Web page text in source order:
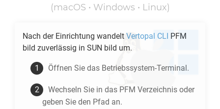
(macOS • Windows • Linux)
Nach der Einrichtung wandelt Vertopal CLI PFM
bild zuverlässig in SUN bild um.
Öffnen Sie das Betriebssystem-Terminal.
Wechseln Sie in das PFM Verzeichnis oder
geben Sie den Pfad an.